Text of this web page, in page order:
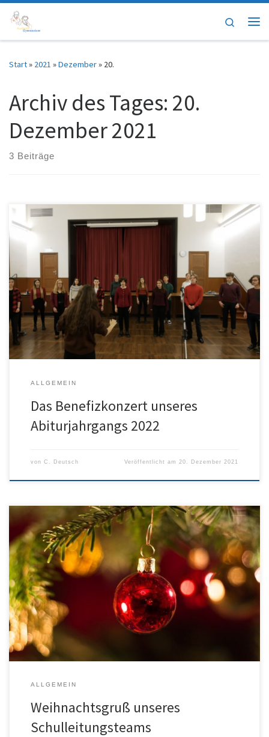
Zum Inhalt springen
Search
Start» 2021 »Dezember» 20.
Archiv des Tages: 20.
Dezember 2021
3 Beiträge
Unser Abiturjahrgang 2022 hat in Eigenregie ein Benefizkonzert
Veranstaltungen musste dann ohne Publikum gespielt werden –
um aber dennoch unsere Schulgemeinschaft und alle
Musikbegeisterten daran teilhaben zu lassen, wurde das Konzert
aufgezeichnet. Viel Vergnügen!
ALLGEMEIN
Das Benefizkonzert unseres
Abiturjahrgangs 2022
von C. Deutsch Veröffentlicht am 20. Dezember 2021
Wenn Weihnachten näher kommt, dann wird es heller in unserem
Leben und die weihnachtliche Erwartung, sie ist wie schöne
Musik. (Rainer Kaune) Liebe Schülerinnen und Schüler, liebe
Kolleginnen und Kollegen, liebe Eltern, liebe Schulgemeinschaft,
die Weihnachtsferien stehen vor der Tür und wir dürfen uns alle
trotz der Coronakrise auf einige […]
ALLGEMEIN
Weihnachtsgruß unseres
Schulleitungsteams